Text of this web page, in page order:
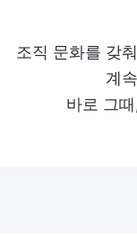
조직 문화를 갖
계
바로 그